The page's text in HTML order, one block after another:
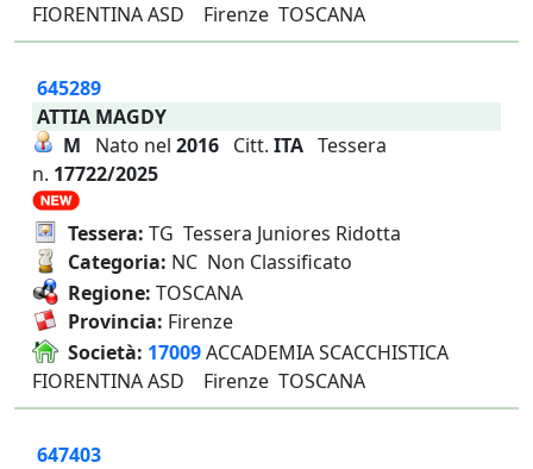
FIORENTINA ASD Firenze TOSCANA
645289
ATTIA MAGDY
M Nato nel 2016 Citt. ITA Tessera
n. 17722/2025
Tessera: TG Tessera Juniores Ridotta
Categoria: NC Non Classificato
Regione: TOSCANA
Provincia: Firenze
Società: 17009ACCADEMIA SCACCHISTICA
FIORENTINA ASD Firenze TOSCANA
647403